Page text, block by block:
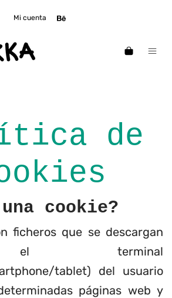
Mi cuenta
de
cookie?
ficheros que se descargan
terminal
tablet) del usuario
páginas web y